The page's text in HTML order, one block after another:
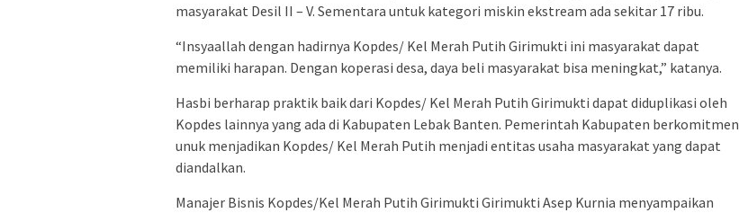
masyarakat Desil II – V. Sementara untuk kategori miskin ekstream ada sekitar 17 ribu.
“Insyaallah dengan hadirnya Kopdes/ Kel Merah Putih Girimukti ini masyarakat dapat
memiliki harapan. Dengan koperasi desa, daya beli masyarakat bisa meningkat,” katanya.
Hasbi berharap praktik baik dari Kopdes/ Kel Merah Putih Girimukti dapat diduplikasi oleh
Kopdes lainnya yang ada di Kabupaten Lebak Banten. Pemerintah Kabupaten berkomitmen
unuk menjadikan Kopdes/ Kel Merah Putih menjadi entitas usaha masyarakat yang dapat
diandalkan.
Manajer Bisnis Kopdes/Kel Merah Putih Girimukti Girimukti Asep Kurnia menyampaikan